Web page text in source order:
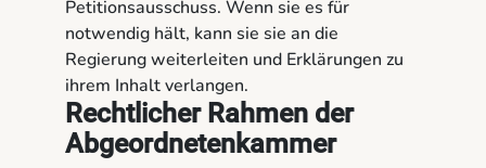
Petitionsausschuss. Wenn sie es für
notwendig hält, kann sie sie an die
Regierung weiterleiten und Erklärungen zu
ihrem Inhalt verlangen.
Rechtlicher Rahmen der
Abgeordnetenkammer